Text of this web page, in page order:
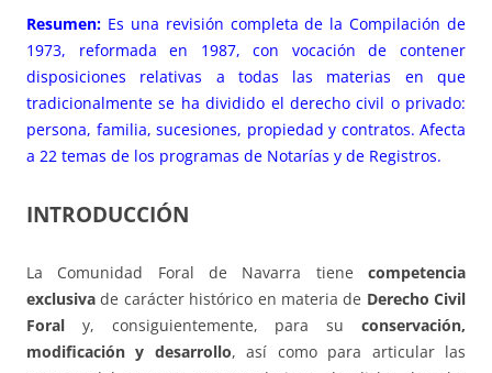
Resumen: Es una revisión completa de la Compilación de
1973, reformada en 1987, con vocación de contener
disposiciones relativas a todas las materias en que
tradicionalmente se ha dividido el derecho civil o privado:
persona, familia, sucesiones, propiedad y contratos. Afecta
a 22 temas de los programas de Notarías y de Registros.
INTRODUCCIÓN
La Comunidad Foral de Navarra tiene competencia
exclusiva de carácter histórico en materia de Derecho Civil
Foral y, consiguientemente, para su conservación,
modificación y desarrollo, así como para articular las